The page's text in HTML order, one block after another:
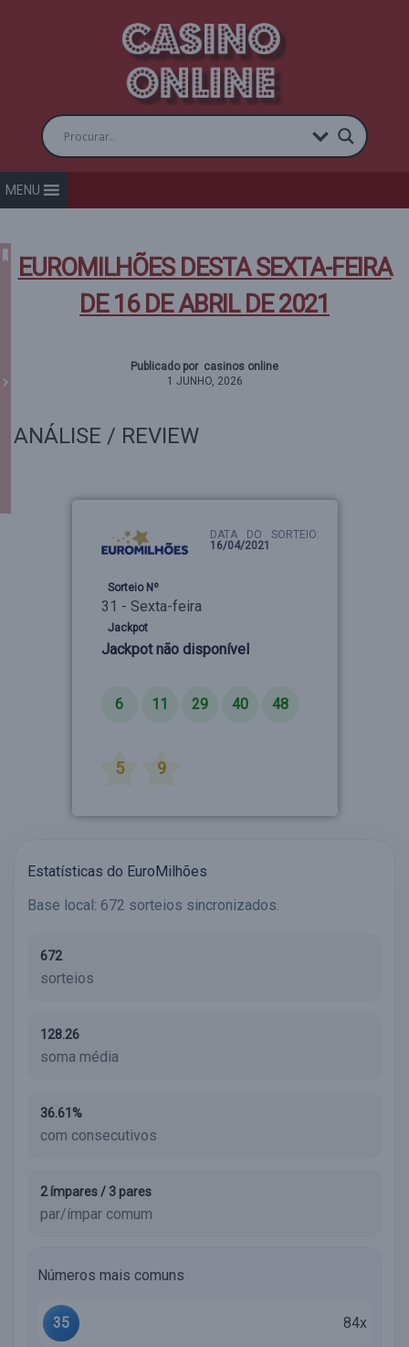
MENU
EUROMILHÕES DESTA SEXTA-FEIRA
DE 16 DE ABRIL DE 2021
Publicado por casinos online
1 JUNHO, 2026
ANÁLISE / REVIEW
DATA DO SORTEIO:
16/04/2021
Sorteio Nº
31 - Sexta-feira
Jackpot
Jackpot não disponível
6 11 29 40 48
5 9
Estatísticas do EuroMilhões
Base local: 672 sorteios sincronizados.
672
sorteios
128.26
soma média
36.61%
com consecutivos
2 ímpares / 3 pares
par/ímpar comum
Números mais comuns
35 84x